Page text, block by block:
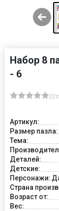
Набор 8
- 6
Артикул:
Размер пазла:
Тема:
Деталей:
Детские:
Персонажи:
Страна
Возраст от:
Вес: